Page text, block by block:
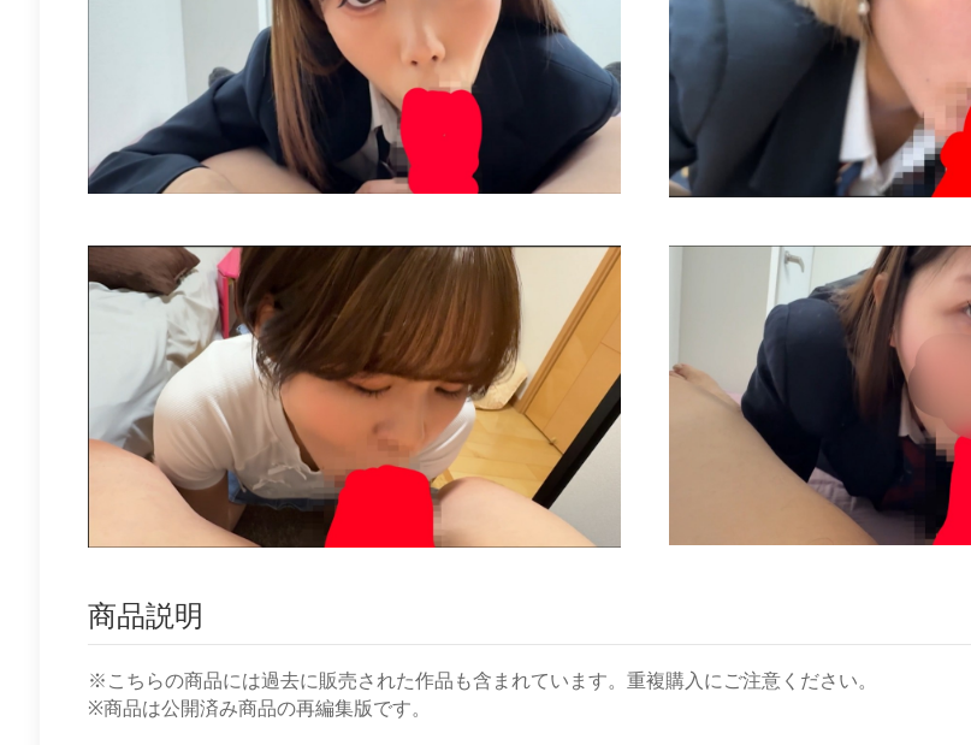
商品説明
※こちらの商品には過去に販売された作品も含まれています。重複購入にご注意ください。
※商品は公開済み商品の再編集版です。